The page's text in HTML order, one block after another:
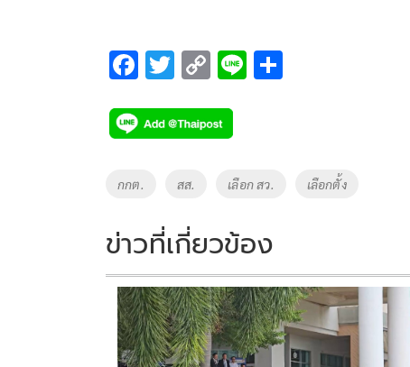
F
e
b
o
k
T
tt
er
C
p
y
Li
k
Li
Tags
กกต. สส. เลือก สว. เลือกตั้ง
ข่าวที่เกี่ยวข้อง